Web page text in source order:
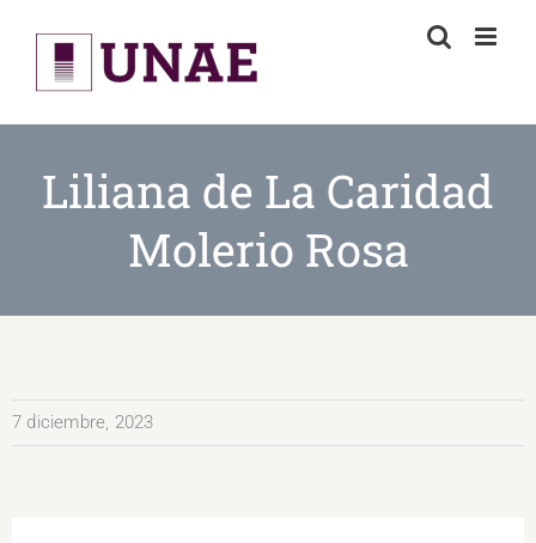
content
Liliana de La Caridad
Molerio Rosa
7 diciembre, 2023